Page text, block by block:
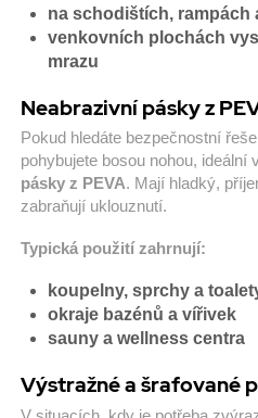
na schodištích, rampách
venkovních plochách
mrazu
Neabrazivní pásky z
Pokud hledáte bezpečnostní
pohybujete bosou nohou, ideální
pásky z PEVA. Mají hladký,
zabraňují uklouznutí.
Typická použití zahrnují:
koupelny, sprchy a
okraje bazénů a vířivek
sauny a wellness centra
Výstražné a šrafované